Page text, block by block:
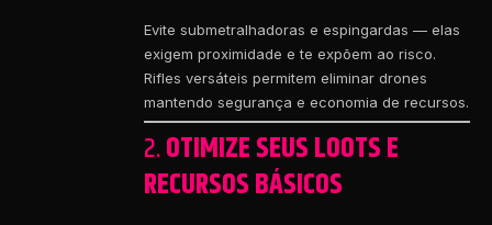
Evite submetralhadoras e espingardas — elas
exigem proximidade e te expõem ao risco.
Rifles versáteis permitem eliminar drones
mantendo segurança e economia de recursos.
2.OTIMIZE SEUS LOOTS E
RECURSOS BÁSICOS